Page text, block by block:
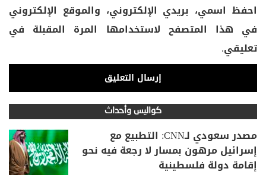
احفظ اسمي، بريدي الإلكتروني، والموقع الإلكتروني
في هذا المتصفح لاستخدامها المرة المقبلة في
تعليقي.
كواليس وأحداث
مصدر سعودي لـCNN: التطبيع مع
إسرائيل مرهون بمسار لا رجعة فيه نحو
إقامة دولة فلسطينية